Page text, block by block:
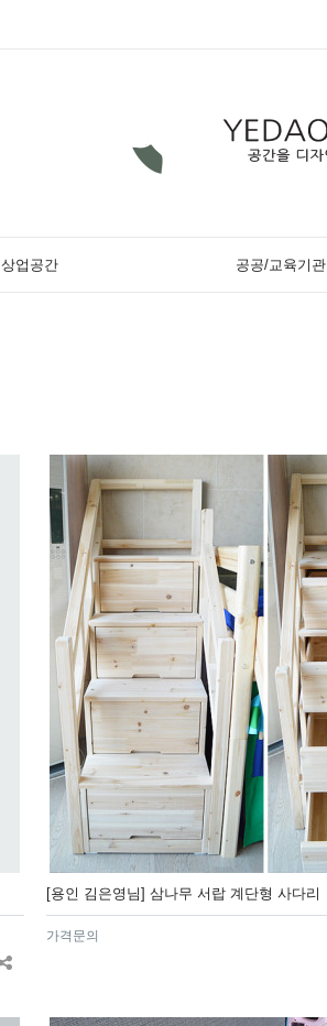
상업공간 공공/교육기관
[용인 김은영님] 삼나무 서랍 계단형 사다리
가격문의